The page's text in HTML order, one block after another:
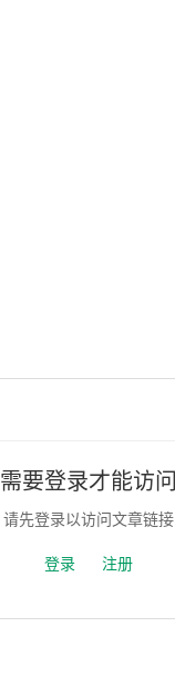
需要登录才能访问
请先登录以访问文章链接
登录 注册